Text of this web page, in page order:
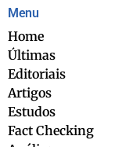
Menu
Home
Últimas
Editoriais
Artigos
Estudos
Fact Checking